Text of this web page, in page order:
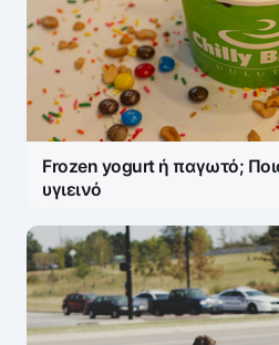
Frozen yogurt ή παγωτό; Ποιο
υγιεινό